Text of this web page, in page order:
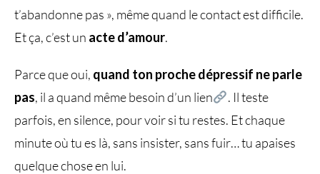
t’abandonne pas », même quand le contact est difficile.
Et ça, c’est un acte d’amour.
Parce que oui, quand ton prochedépressif ne parle
pas​, il a quand même besoin d’un lien
. Il teste
parfois, en silence, pour voir si tu restes. Et chaque
minute où tu es là, sans insister, sans fuir… tu apaises
quelque chose en lui.